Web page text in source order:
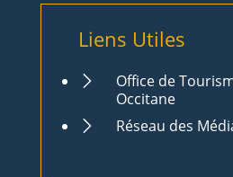
Liens Utiles
Office de
Occitane
Réseau des